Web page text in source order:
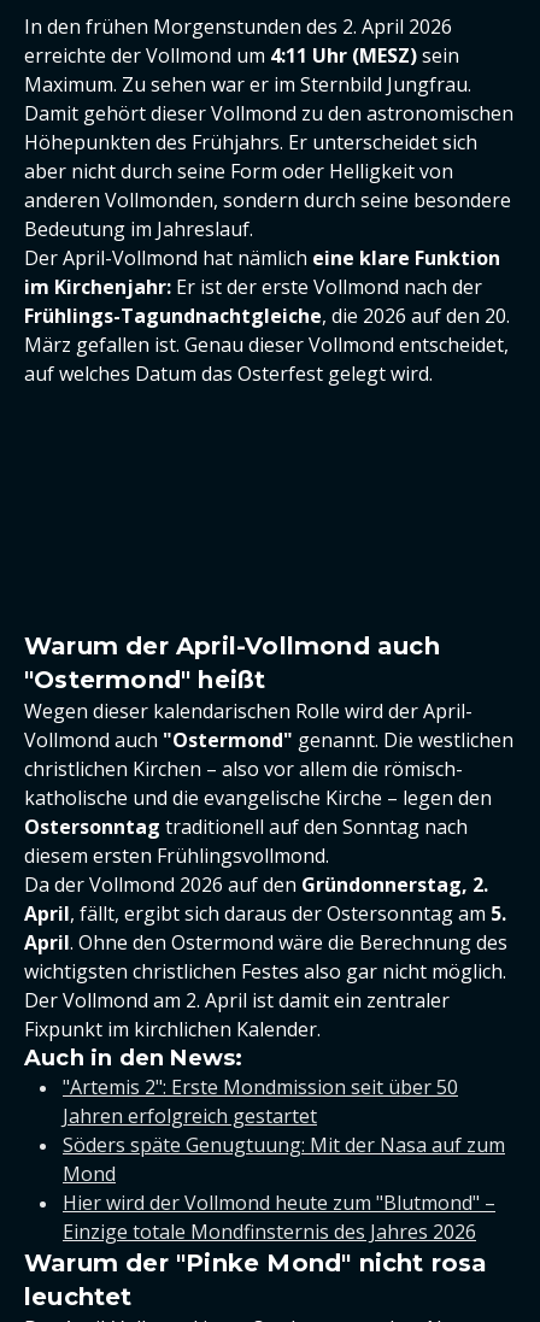
In den frühen Morgenstunden des 2. April 2026
erreichte der Vollmond um 4:11 Uhr (MESZ)sein
Maximum. Zu sehen war er im Sternbild Jungfrau.
Damit gehört dieser Vollmond zu den astronomischen
Höhepunkten des Frühjahrs. Er unterscheidet sich
aber nicht durch seine Form oder Helligkeit von
anderen Vollmonden, sondern durch seine besondere
Bedeutung im Jahreslauf.
Der April-Vollmond hat nämlich eine klare Funktion
im Kirchenjahr: Er ist der erste Vollmond nach der
Frühlings-Tagundnachtgleiche, die 2026 auf den 20.
März gefallen ist. Genau dieser Vollmond entscheidet,
auf welches Datum das Osterfest gelegt wird.
Warum der April-Vollmond auch
"Ostermond" heißt
Wegen dieser kalendarischen Rolle wird der April-
Vollmond auch "Ostermond" genannt. Die westlichen
christlichen Kirchen – also vor allem die römisch-
katholische und die evangelische Kirche – legen den
Ostersonntag traditionell auf den Sonntag nach
diesem ersten Frühlingsvollmond.
Da der Vollmond 2026 auf den Gründonnerstag, 2.
April, fällt, ergibt sich daraus der Ostersonntag am 5.
April. Ohne den Ostermond wäre die Berechnung des
wichtigsten christlichen Festes also gar nicht möglich.
Der Vollmond am 2. April ist damit ein zentraler
Fixpunkt im kirchlichen Kalender.
Auch in den News:
"Artemis 2": Erste Mondmission seit über 50
Jahren erfolgreich gestartet
Söders späte Genugtuung: Mit der Nasa auf zum
Mond
Hier wird der Vollmond heute zum "Blutmond" –
Einzige totale Mondfinsternis des Jahres 2026
Warum der "Pinke Mond" nicht rosa
leuchtet